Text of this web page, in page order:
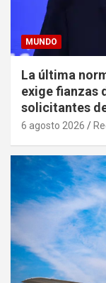
MUNDO
La última
exige fianzas
solicitantes
6 agosto 2026